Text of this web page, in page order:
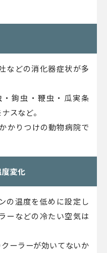
などの消化器症状が多
鉤虫・鞭虫・瓜実条
スなど。
かりつけの動物病院で
変化
の温度を低めに設定し
ーなどの冷たい空気は
ーラーが効いてないか